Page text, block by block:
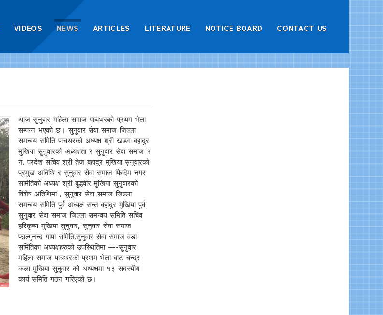
VIDEOS NEWS ARTICLES LITERATURE NOTICE BOARD CONTACT US
आज सुनुवार महिला समाज पाचथरको प्रथम भेला
सम्पन्न भएको छ। सुनुवार सेवा समाज जिल्ला
समन्वय समिति पाचथरको अध्यक्ष श्री खडग बहादुर
मुखिया सुनुवारको अध्यक्षता र सुनुवार सेवा समाज १
नं. प्रदेश सचिव श्री तेज बहादुर मुखिया सुनुवारको
प्रमुख अतिथि र सुनुवार सेवा समाज फिदिम नगर
समितिको अध्यक्ष श्री बुद्धवीर मुखिया सुनुवारको
विशेष अतिथिमा , सुनुवार सेवा समाज जिल्ला
समन्वय समिति पुर्व अध्यक्ष सन्त बहादुर मुखिया पुर्व
सुनुवार सेवा समाज जिल्ला समन्वय समिति सचिव
हरिकृष्ण मुखिया सुनुवार, सुनुवार सेवा समाज
फाल्गुनन्द गापा समिति,सुनुवार सेवा समाज वडा
समितिका अध्यक्षहरुको उपस्थितिमा —-सुनुवार
महिला समाज पाचथरको प्रथम भेला बाट चन्द्र
कला मुखिया सुनुवार को अध्यक्षमा १३ सदस्यीय
कार्य समिति गठन गरिएको छ।